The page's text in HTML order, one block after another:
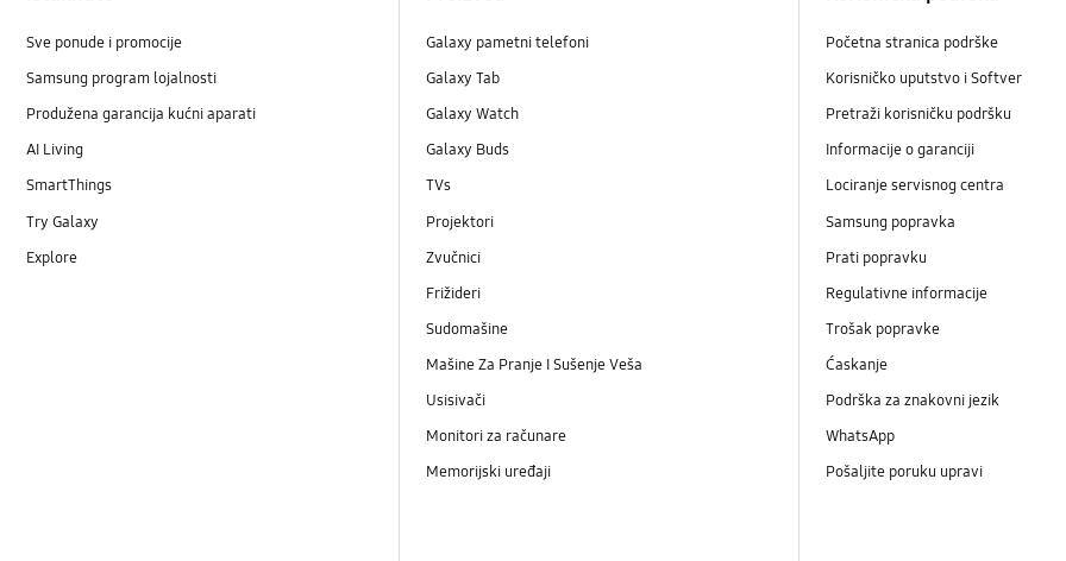
Sve ponude i promocije
Samsung program lojalnosti
Produžena garancija kućni aparati
AI Living
SmartThings
Try Galaxy
Explore
Galaxy pametni telefoni
Galaxy Tab
Galaxy Watch
Galaxy Buds
TVs
Projektori
Zvučnici
Frižideri
Sudomašine
Mašine Za Pranje I Sušenje Veša
Usisivači
Monitori za računare
Memorijski uređaji
Početna stranica podrške
Korisničko uputstvo i Softver
Pretraži korisničku podršku
Informacije o garanciji
Lociranje servisnog centra
Samsung popravka
Prati popravku
Regulativne informacije
Trošak popravke
Ćaskanje
Podrška za znakovni jezik
WhatsApp
Pošaljite poruku upravi